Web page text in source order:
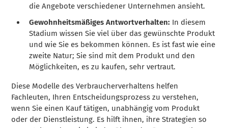
die Angebote verschiedener Unternehmen ansieht.
Gewohnheitsmäßiges Antwortverhalten: In diesem
Stadium wissen Sie viel über das gewünschte Produkt
und wie Sie es bekommen können. Es ist fast wie eine
zweite Natur; Sie sind mit dem Produkt und den
Möglichkeiten, es zu kaufen, sehr vertraut.
Diese Modelle des Verbraucherverhaltens helfen
Fachleuten, Ihren Entscheidungsprozess zu verstehen,
wenn Sie einen Kauf tätigen, unabhängig vom Produkt
oder der Dienstleistung. Es hilft ihnen, ihre Strategien so